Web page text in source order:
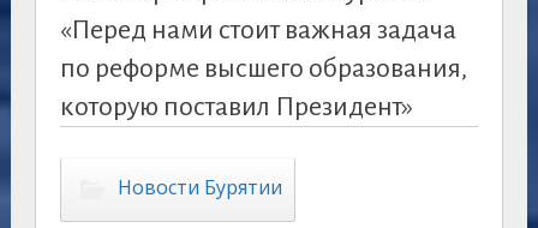
«Перед нами стоит важная задача
по реформе высшего образования,
которую поставил Президент»
Новости Бурятии